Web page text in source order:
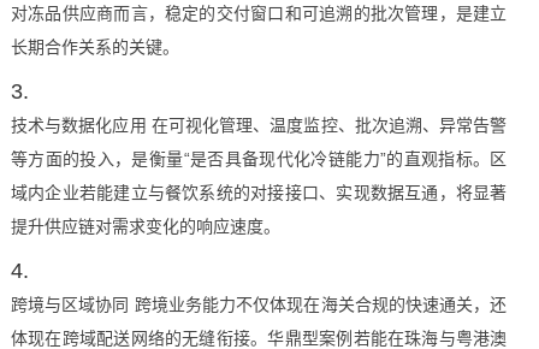
对冻品供应商而言，稳定的交付窗口和可追溯的批次管理，是建立
长期合作关系的关键。
技术与数据化应用 在可视化管理、温度监控、批次追溯、异常告警
等方面的投入，是衡量“是否具备现代化冷链能力”的直观指标。区
域内企业若能建立与餐饮系统的对接接口、实现数据互通，将显著
提升供应链对需求变化的响应速度。
跨境与区域协同 跨境业务能力不仅体现在海关合规的快速通关，还
体现在跨域配送网络的无缝衔接。华鼎型案例若能在珠海与粤港澳